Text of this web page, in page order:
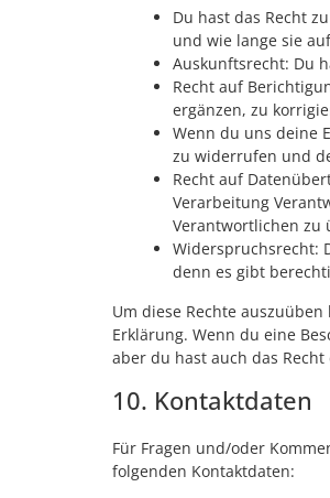
Du hast das Recht
und wie lange sie
Auskunftsrecht: Du
Recht auf
ergänzen, zu
Wenn du uns deine
zu widerrufen und
Recht auf
Verarbeitung
Verantwortlichen zu
Widerspruchsrecht:
denn es gibt
Um diese Rechte
Erklärung. Wenn du eine
aber du hast auch das
10. Kontaktdaten
Für Fragen und/oder
folgenden Kontaktdaten: